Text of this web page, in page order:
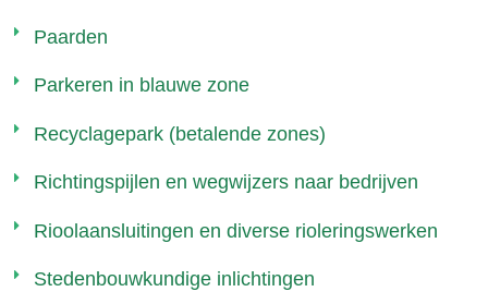
Paarden
Parkeren in blauwe zone
Recyclagepark (betalende zones)
Richtingspijlen en wegwijzers naar bedrijven
Rioolaansluitingen en diverse rioleringswerken
Stedenbouwkundige inlichtingen